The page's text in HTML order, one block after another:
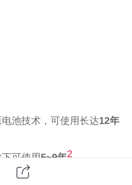
池技术，可使用长达12年
可使用5~9年2